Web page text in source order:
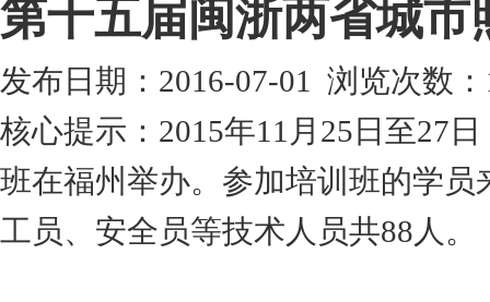
第十五届闽浙两省城
发布日期：2016-07-01 浏览次数：
核心提示：2015年11月25日至27
班在福州举办。参加培训班的学
工员、安全员等技术人员共88人。